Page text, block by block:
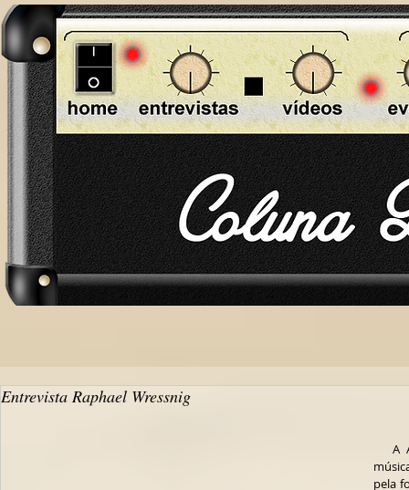
Entrevista Raphael Wressnig
   A Áustria é um dos locais sagrados da
pela